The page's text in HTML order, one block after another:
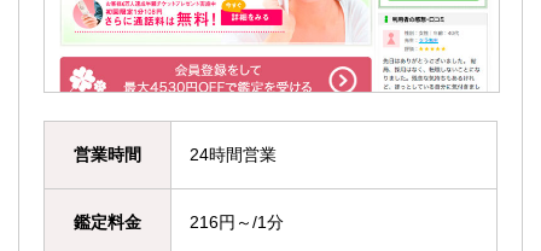
営業時間 24時間営業
鑑定料金 216円～/1分